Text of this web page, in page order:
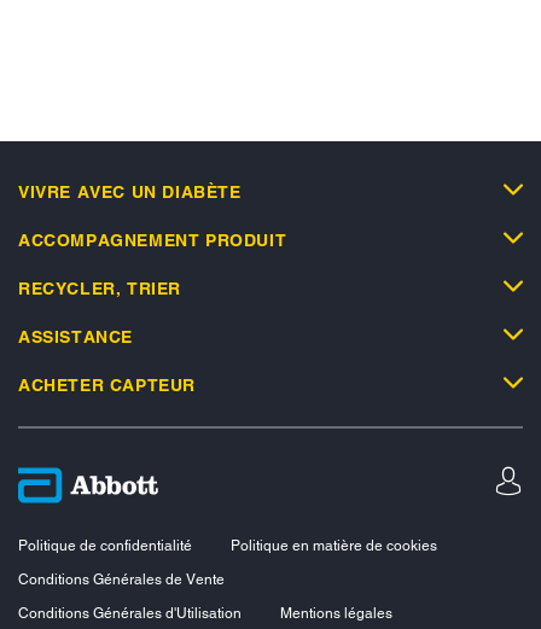
VIVRE AVEC UN DIABÈTE
ACCOMPAGNEMENT PRODUIT
RECYCLER, TRIER
ASSISTANCE
ACHETER CAPTEUR
Politique de confidentialité
Politique en matière de cookies
Conditions Générales de Vente
Conditions Générales d'Utilisation
Mentions légales